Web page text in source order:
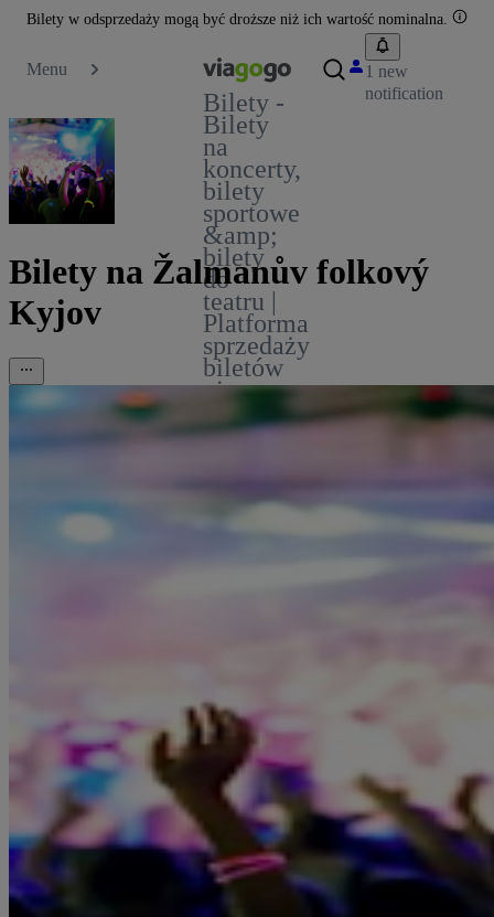
Bilety w odsprzedaży mogą być droższe niż ich wartość nominalna.
Menu
Bilety -
Bilety
na
koncerty,
bilety
sportowe
&amp;
bilety
do
teatru |
Platforma
sprzedaży
biletów
viagogo
1 new
notification
Bilety na Žalmanův folkový
Kyjov